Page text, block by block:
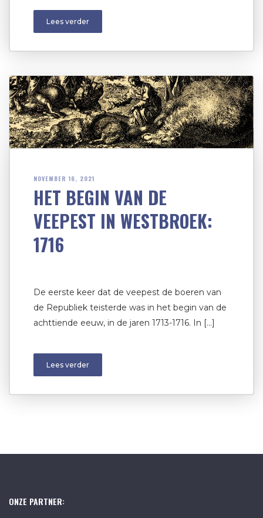
Lees verder
NOVEMBER 16, 2021
HET BEGIN VAN DE
VEEPEST IN WESTBROEK:
1716
De eerste keer dat de veepest de boeren van
de Republiek teisterde was in het begin van de
achttiende eeuw, in de jaren 1713-1716. In […]
Lees verder
ONZE PARTNER: